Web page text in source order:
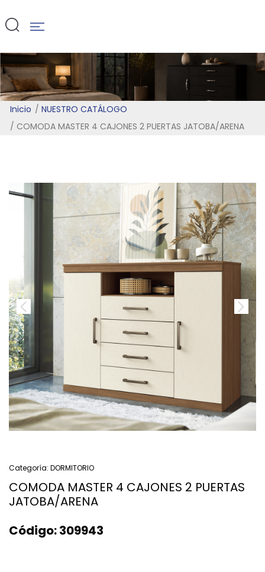
JATOBA/
Inicio
NUESTRO CATÁLOGO
COMODA MASTER 4 CAJONES 2 PUERTAS JATOBA/ARENA
Categoría: DORMITORIO
COMODA MASTER 4 CAJONES 2 PUERTAS
JATOBA/ARENA
Código:309943